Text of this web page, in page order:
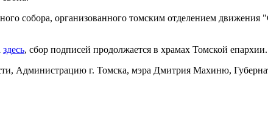
собора, организованного томским отделением движения
здесь, сбор подписей продолжается в храмах Томской епархии.
Администрацию г. Томска, мэра Дмитрия Махиню,